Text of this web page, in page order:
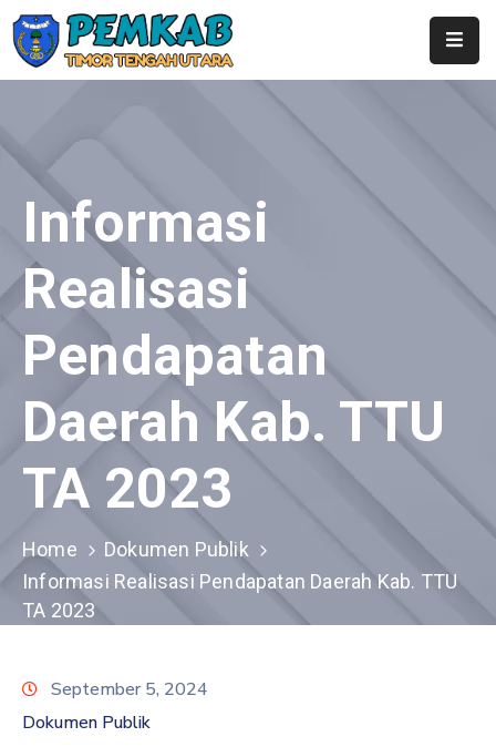
Pemerintahan
Berita
Layanan
Publikasi
Kontak
SubDomain
GHPR
Email
Informasi
Realisasi
Pendapatan
Daerah Kab. TTU
TA 2023
Home
Dokumen Publik
Informasi Realisasi Pendapatan Daerah Kab. TTU
TA 2023
September 5, 2024
Dokumen Publik